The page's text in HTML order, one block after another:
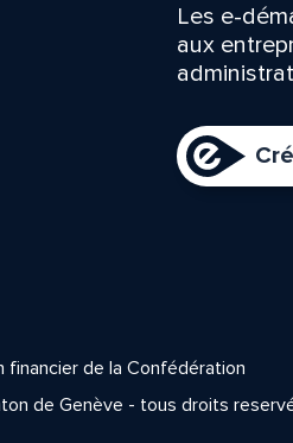
Les e-
aux
financier de la Confédération
de Genève - tous droits